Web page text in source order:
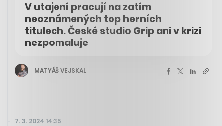
V utajení pracují na zatím
neoznámených top herních
titulech. České studio Grip ani v krizi
nezpomaluje
MATYÁŠ VEJSKAL
7. 3. 2024 14:35